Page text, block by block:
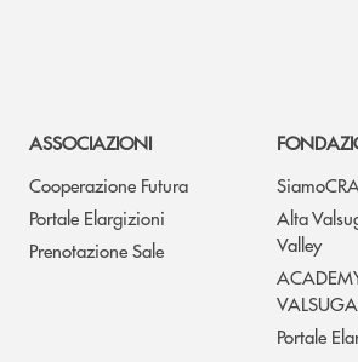
ASSOCIAZIONI
Cooperazione Futura
Portale Elargizioni
Prenotazione Sale
Alta
Valley
Portale